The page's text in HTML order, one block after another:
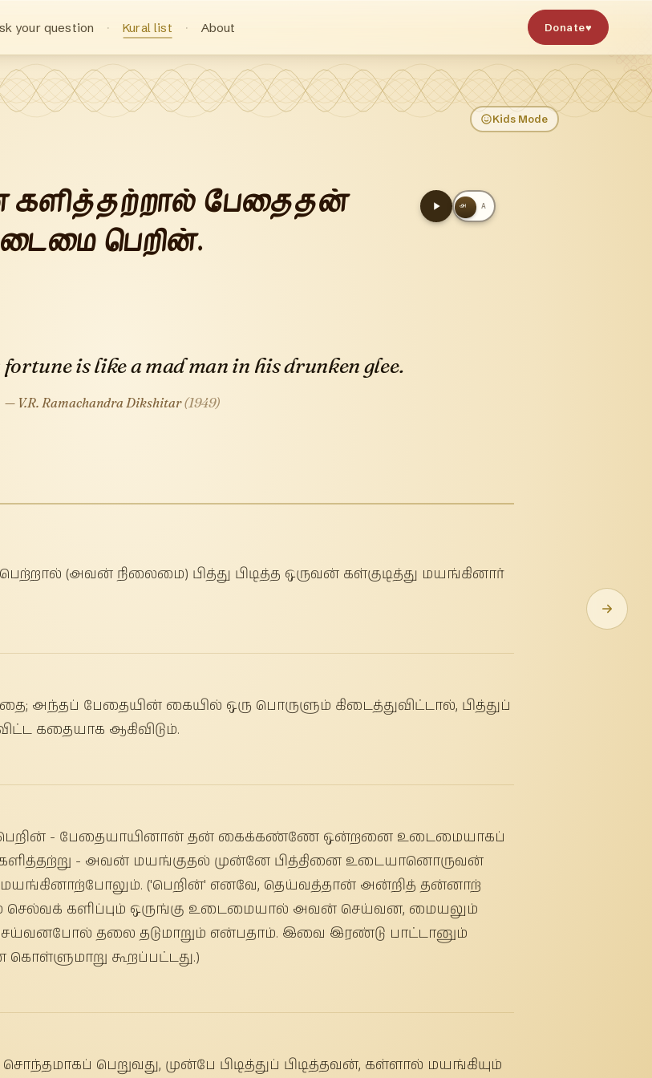
your question Kural list About Donate♥
Kids Mode
அ A
களித்தற்றால் பேதைதன்
பெறின்.
is like a mad man in his drunken glee.
— V.R. Ramachandra Dikshitar(1949)
(அவன் நிலைமை) பித்து பிடித்த ஒருவன் கள்குடித்து மயங்கினார்
அந்தப் பேதையின் கையில் ஒரு பொருளும் கிடைத்துவிட்டால், பித்துப்
கதையாக ஆகிவிடும்.
- பேதையாயினான் தன் கைக்கண்ணே ஒன்றனை உடைமையாகப்
- அவன் மயங்குதல் முன்னே பித்தினை உடையானொருவன்
மயங்கினாற்போலும். ('பெறின்' எனவே, தெய்வத்தான் அன்றித் தன்னாற்
செல்வக் களிப்பும் ஒருங்கு உடைமையால் அவன் செய்வன, மையலும்
தலை தடுமாறும் என்பதாம். இவை இரண்டு பாட்டானும்
கூறப்பட்டது.)
பெறுவது, முன்பே பிடித்துப் பிடித்தவன், கள்ளால் மயங்கியும்